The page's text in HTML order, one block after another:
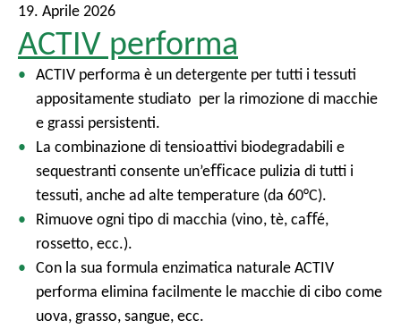
19. Aprile 2026
ACTIV performa
ACTIV performa è un detergente per tutti i tessuti
appositamente studiato per la rimozione di macchie
e grassi persistenti.
La combinazione di tensioattivi biodegradabili e
sequestranti consente un’eﬃcace pulizia di tutti i
tessuti, anche ad alte temperature (da 60°C).
Rimuove ogni tipo di macchia (vino, tè, caﬀé,
rossetto, ecc.).
Con la sua formula enzimatica naturale ACTIV
performa elimina facilmente le macchie di cibo come
uova, grasso, sangue, ecc.